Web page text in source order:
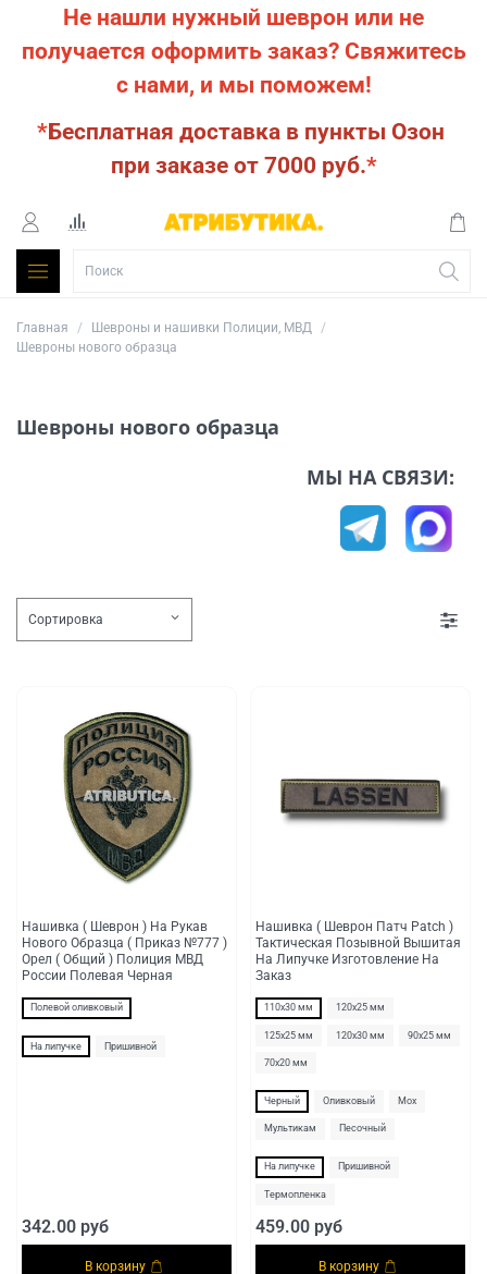
Не нашли нужный шеврон или не
получается оформить заказ? Свяжитесь
с нами, и мы поможем!
*Бесплатная доставка в пункты Озон
при заказе от 7000 руб.*
Главная
Шевроны и нашивки Полиции, МВД
Шевроны нового образца
Шевроны нового образца
МЫ НА СВЯЗИ:
Нашивка ( Шеврон ) На Рукав
Нового Образца ( Приказ №777 )
Орел ( Общий ) Полиция МВД
России Полевая Черная
Полевой оливковый
На липучке Пришивной
342.00 руб
В корзину
Нашивка ( Шеврон Патч Patch )
Тактическая Позывной Вышитая
На Липучке Изготовление На
Заказ
110х30 мм 120х25 мм
125х25 мм 120х30 мм 90х25 мм
70х20 мм
Черный Оливковый Мох
Мультикам Песочный
На липучке Пришивной
Термопленка
459.00 руб
В корзину